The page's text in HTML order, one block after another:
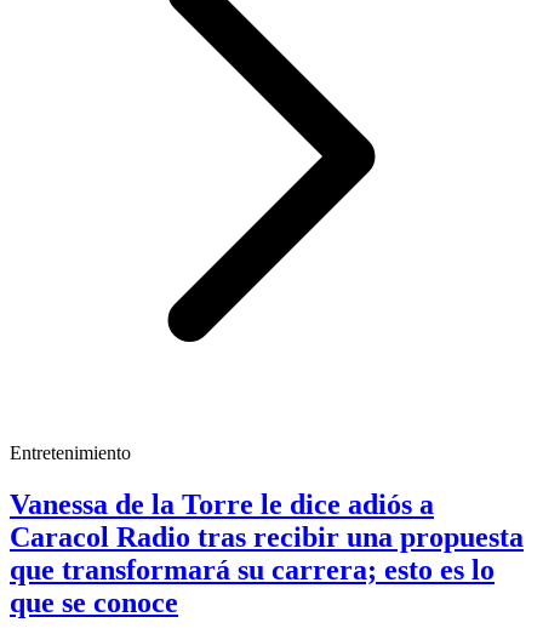
Entretenimiento
Vanessa de la Torre le dice adiós a
Caracol Radio tras recibir una propuesta
que transformará su carrera; esto es lo
que se conoce